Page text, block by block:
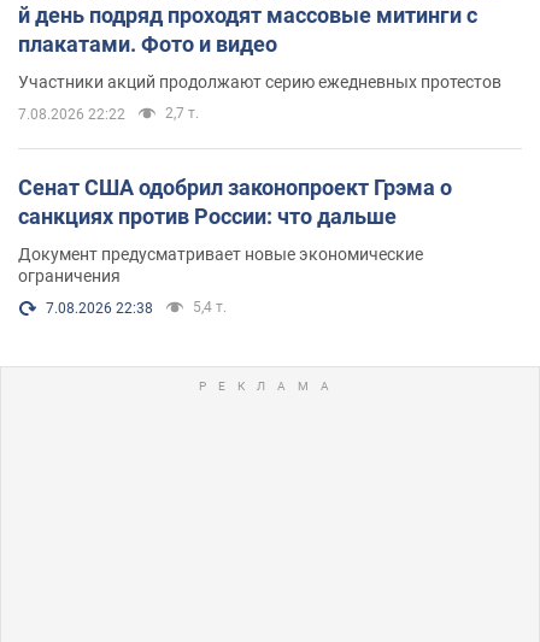
й день подряд проходят массовые митинги с
плакатами. Фото и видео
Участники акций продолжают серию ежедневных протестов
7.08.2026 22:22 2,7 т.
Сенат США одобрил законопроект Грэма о
санкциях против России: что дальше
Документ предусматривает новые экономические
ограничения
7.08.2026 22:38 5,4 т.